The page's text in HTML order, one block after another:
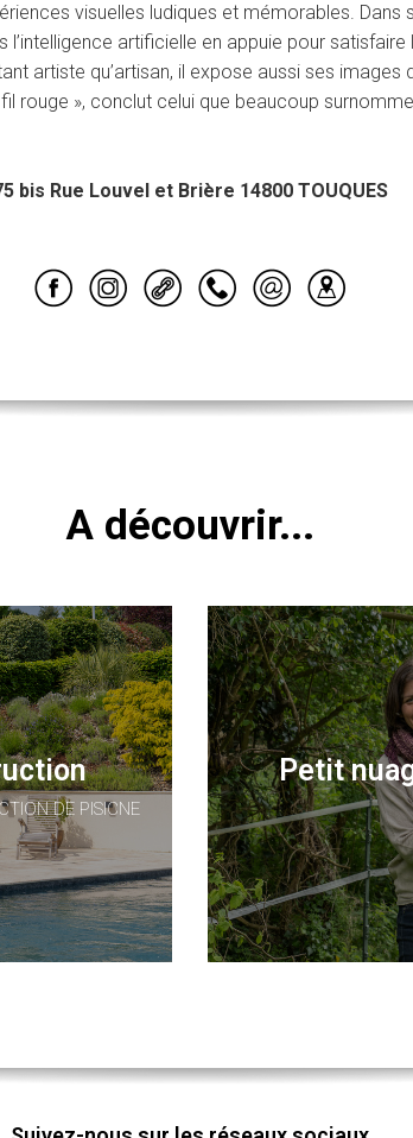
visuelles ludiques et mémorables. Dans
artificielle en appuie pour
artiste qu’artisan, il expose aussi ses
rouge », conclut celui que beaucoup
bis Rue Louvel et Brière 14800 TOUQUES
A découvrir...
DE PISICNE
Petit